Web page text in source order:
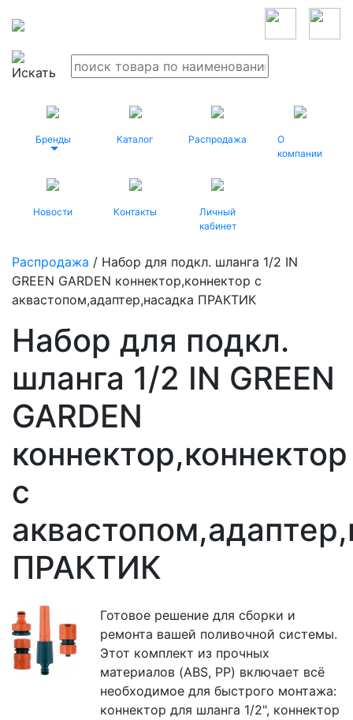
Бренды Каталог Распродажа
О
компании
Новости Контакты
Личный
кабинет
Распродажа / Набор для подкл. шланга 1/2 IN
GREEN GARDEN коннектор,коннектор с
аквастопом,адаптер,насадка ПРАКТИК
Набор для подкл.
шланга 1/2 IN GREEN
GARDEN
коннектор,коннектор
с
ПРАКТИК
Готовое решение для сборки и
ремонта вашей поливочной системы.
Этот комплект из прочных
материалов (ABS, PP) включает всё
необходимое для быстрого монтажа:
коннектор для шланга 1/2", коннектор